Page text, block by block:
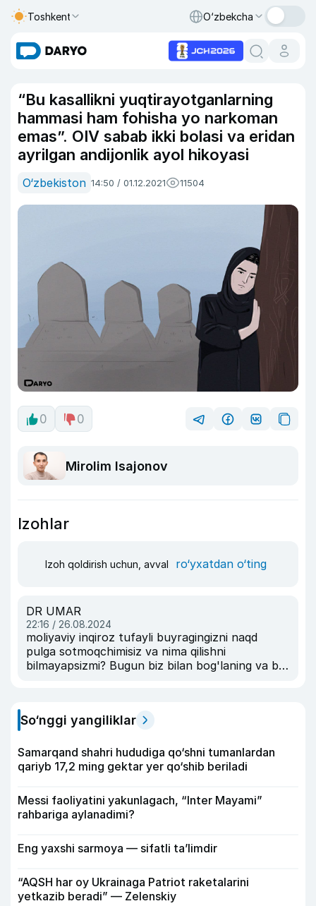
Toshkent O‘zbekcha
“Bu kasallikni yuqtirayotganlarning
hammasi ham fohisha yo narkoman
emas”. OIV sabab ikki bolasi va eridan
ayrilgan andijonlik ayol hikoyasi
O‘zbekiston 14:50 / 01.12.2021 11504
0 0
Mirolim Isajonov
Izohlar
Izoh qoldirish uchun, avval ro‘yxatdan o‘ting
DR UMAR
22:16 / 26.08.2024
moliyaviy inqiroz tufayli buyragingizni naqd
pulga sotmoqchimisiz va nima qilishni
bilmayapsizmi? Bugun biz bilan bog'laning va biz
684911709 Telegram:+31 684911709 Viber: +31
UMAR klinikasida nefrologman. , Biz Hindiston,
Turkiya, Frantsiya, Nigeriya, Amerika Qo'shma
So‘nggi yangiliklar
Samarqand shahri hududiga qo‘shni tumanlardan
qariyb 17,2 ming gektar yer qo‘shib beriladi
Messi faoliyatini yakunlagach, “Inter Mayami”
rahbariga aylanadimi?
Eng yaxshi sarmoya — sifatli ta’limdir
“AQSH har oy Ukrainaga Patriot raketalarini
yetkazib beradi” — Zelenskiy